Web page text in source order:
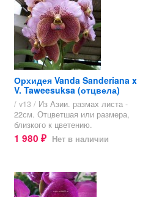
Орхидея Vanda Sanderiana x
V. Taweesuksa (отцвела)
/ v13 / Из Азии. размах листа -
22см. Отцветшая или размера,
близкого к цветению.
1 980 ₽ Нет в наличии